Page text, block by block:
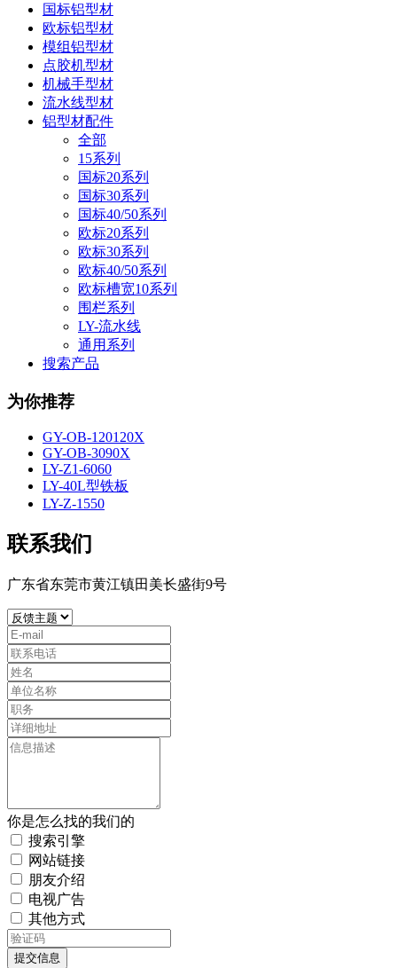
国标铝型材
欧标铝型材
模组铝型材
点胶机型材
机械手型材
流水线型材
铝型材配件
全部
15系列
国标20系列
国标30系列
国标40/50系列
欧标20系列
欧标30系列
欧标40/50系列
欧标槽宽10系列
围栏系列
LY-流水线
通用系列
搜索产品
为你推荐
GY-OB-120120X
GY-OB-3090X
LY-Z1-6060
LY-40L型铁板
LY-Z-1550
联系我们
广东省东莞市黄江镇田美长盛街9号
你是怎么找的我们的
搜索引擎
网站链接
朋友介绍
电视广告
其他方式
提交信息